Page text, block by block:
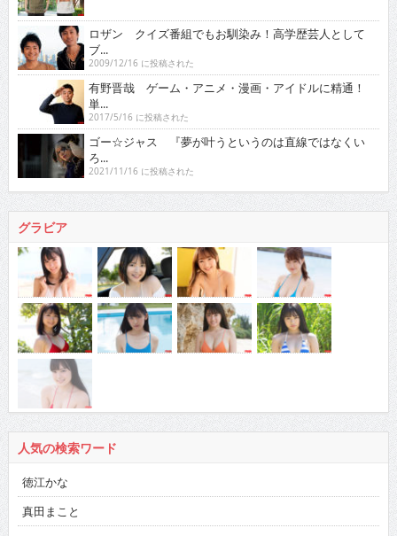
ロザン クイズ番組でもお馴染み！高学歴芸人として
ブ...
2009/12/16 に投稿された
有野晋哉 ゲーム・アニメ・漫画・アイドルに精通！
単...
2017/5/16 に投稿された
ゴー☆ジャス 『夢が叶うというのは直線ではなくい
ろ...
2021/11/16 に投稿された
グラビア
人気の検索ワード
徳江かな
真田まこと